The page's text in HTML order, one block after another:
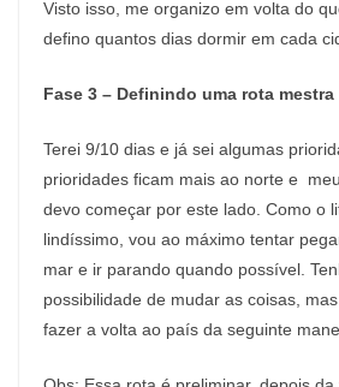
Visto isso, me organizo em volta do
defino quantos dias dormir em cada
Fase 3 – Definindo uma rota mestra
Terei 9/10 dias e já sei algumas
prioridades ficam mais ao norte e
devo começar por este lado. Como o
lindíssimo, vou ao máximo tentar
mar e ir parando quando possível.
possibilidade de mudar as coisas,
fazer a volta ao país da seguinte